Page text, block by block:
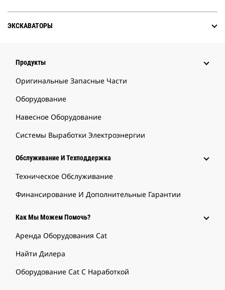
ЭКСКАВАТОРЫ
Продукты
Оригинальные Запасные Части
Оборудование
Навесное Оборудование
Системы Выработки Электроэнергии
Обслуживание И Техподдержка
Техническое Обслуживание
Финансирование И Дополнительные Гарантии
Как Мы Можем Помочь?
Аренда Оборудования Cat
Найти Дилера
Оборудование Cat С Наработкой